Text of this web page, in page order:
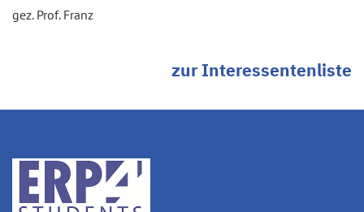
gez. Prof. Franz
zur Interessentenliste